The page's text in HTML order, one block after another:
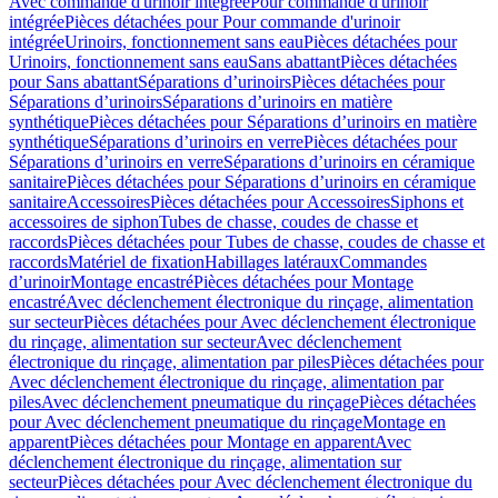
intégréePièces détachées pour Pour commande d'urinoir
intégréeUrinoirs, fonctionnement sans eauPièces détachées pour
Urinoirs, fonctionnement sans eauSans abattantPièces détachées
pour Sans abattantSéparations d’urinoirsPièces détachées pour
Séparations d’urinoirsSéparations d’urinoirs en matière
synthétiquePièces détachées pour Séparations d’urinoirs en matière
synthétiqueSéparations d’urinoirs en verrePièces détachées pour
Séparations d’urinoirs en verreSéparations d’urinoirs en céramique
sanitairePièces détachées pour Séparations d’urinoirs en céramique
sanitaireAccessoiresPièces détachées pour AccessoiresSiphons et
accessoires de siphonTubes de chasse, coudes de chasse et
raccordsPièces détachées pour Tubes de chasse, coudes de chasse et
raccordsMatériel de fixationHabillages latérauxCommandes
dʼurinoirMontage encastréPièces détachées pour Montage
encastréAvec déclenchement électronique du rinçage, alimentation
sur secteurPièces détachées pour Avec déclenchement électronique
du rinçage, alimentation sur secteurAvec déclenchement
électronique du rinçage, alimentation par pilesPièces détachées pour
Avec déclenchement électronique du rinçage, alimentation par
pilesAvec déclenchement pneumatique du rinçagePièces détachées
pour Avec déclenchement pneumatique du rinçageMontage en
apparentPièces détachées pour Montage en apparentAvec
déclenchement électronique du rinçage, alimentation sur
secteurPièces détachées pour Avec déclenchement électronique du